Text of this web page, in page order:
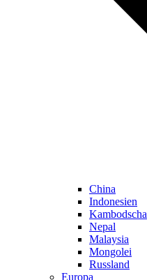
China
Indonesien
Kambodscha
Nepal
Malaysia
Mongolei
Russland
Europa